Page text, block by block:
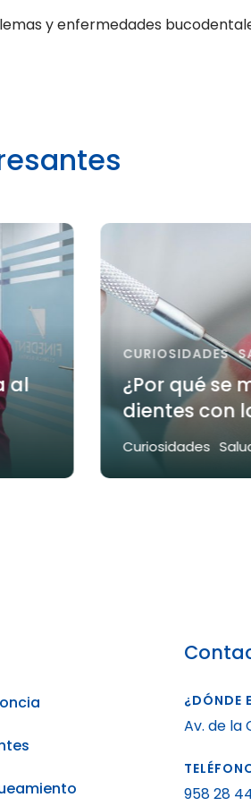
y enfermedades
al
CURIOSIDADES
¿Por qué se
dientes con
Curiosidades
¿DÓNDE
Av. de la
958 28